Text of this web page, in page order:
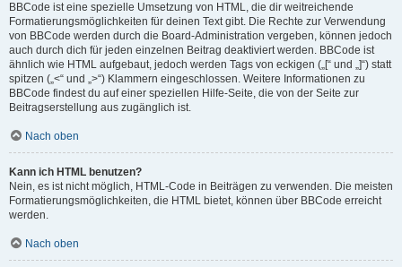
BBCode ist eine spezielle Umsetzung von HTML, die dir weitreichende
Formatierungsmöglichkeiten für deinen Text gibt. Die Rechte zur Verwendung
von BBCode werden durch die Board-Administration vergeben, können jedoch
auch durch dich für jeden einzelnen Beitrag deaktiviert werden. BBCode ist
ähnlich wie HTML aufgebaut, jedoch werden Tags von eckigen („[“ und „]“) statt
spitzen („<“ und „>“) Klammern eingeschlossen. Weitere Informationen zu
BBCode findest du auf einer speziellen Hilfe-Seite, die von der Seite zur
Beitragserstellung aus zugänglich ist.
Nach oben
Kann ich HTML benutzen?
Nein, es ist nicht möglich, HTML-Code in Beiträgen zu verwenden. Die meisten
Formatierungsmöglichkeiten, die HTML bietet, können über BBCode erreicht
werden.
Nach oben